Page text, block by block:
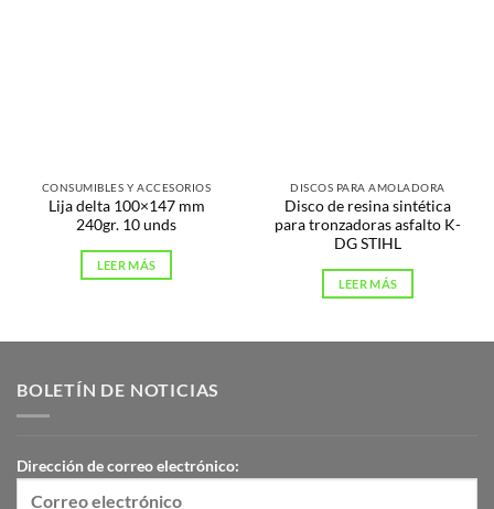
CONSUMIBLES Y ACCESORIOS
Lija delta 100×147 mm
240gr. 10 unds
LEER MÁS
DISCOS PARA AMOLADORA
Disco de resina sintética
para tronzadoras asfalto K-
DG STIHL
LEER MÁS
BOLETÍN DE NOTICIAS
Dirección de correo electrónico: